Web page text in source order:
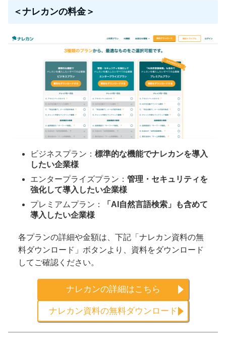
＜ナレカンの料金＞
ビジネスプラン： 標準的な機能でナレカンを導入
したい企業様
エンタープライズプラン： 管理・セキュリティを
強化して導入したい企業様
プレミアムプラン：
「AI自然言語検索」も含めて
導入したい企業様
各プランの詳細や金額は、下記「ナレカン資料の無
料ダウンロード」ボタンより、資料をダウンロード
してご確認ください。
ナレカンの詳細はこちら
ナレカン資料の無料ダウンロード